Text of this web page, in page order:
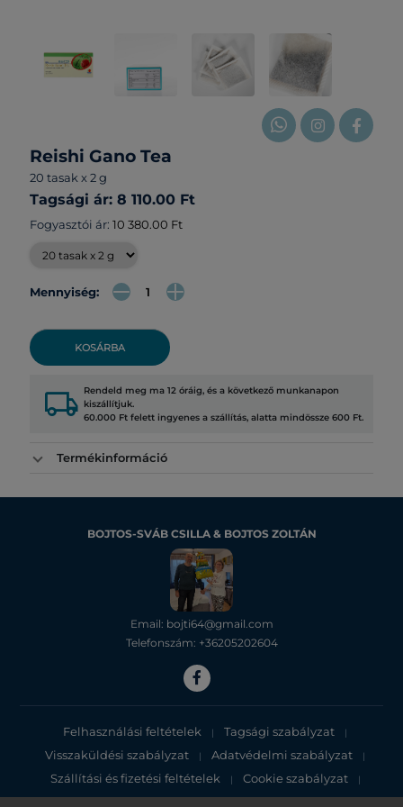
Reishi Gano Tea
20 tasak x 2 g
Tagsági ár: 8 110.00 Ft
Fogyasztói ár: 10 380.00 Ft
Mennyiség:
KOSÁRBA
local_shipping Rendeld meg ma 12 óráig, és a következő munkanapon
kiszállítjuk.
60.000 Ft felett ingyenes a szállítás, alatta mindössze 600 Ft.
Termékinformáció
BOJTOS-SVÁB CSILLA & BOJTOS ZOLTÁN
Email: bojti64@gmail.com
Telefonszám: +36205202604
Felhasználási feltételek | Tagsági szabályzat |
Visszaküldési szabályzat | Adatvédelmi szabályzat |
Szállítási és fizetési feltételek | Cookie szabályzat |
Adatvédelmi tájékoztató